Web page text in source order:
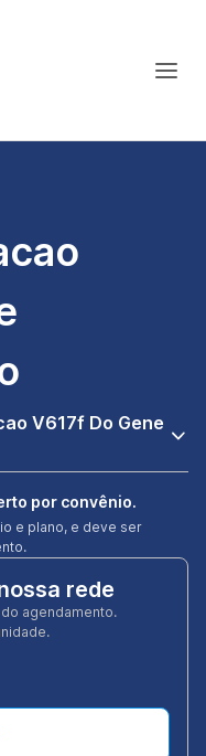
V617f Do Gene
por convênio.
e plano, e deve ser
rede
agendamento.